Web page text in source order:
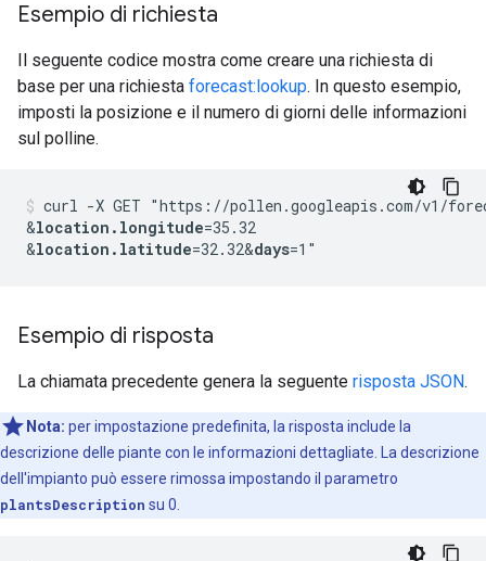
Esempio di richiesta
Il seguente codice mostra come creare una richiesta di
base per una richiesta forecast:lookup. In questo esempio,
imposti la posizione e il numero di giorni delle informazioni
sul polline.
curl -X GET "https://pollen.googleapis.com/v1/
&location.longitude=35.32
&location.latitude=32.32&days
Esempio di risposta
La chiamata precedente genera la seguente risposta JSON.
Nota: per impostazione predefinita, la risposta include la
descrizione delle piante con le informazioni dettagliate. La descrizione
dell'impianto può essere rimossa impostando il parametro
plantsDescription su 0.